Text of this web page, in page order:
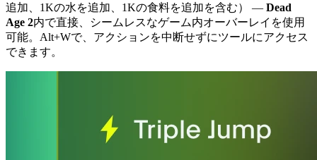
追加、1Kの水を追加、1Kの食料を追加を含む） — Dead
Age 2内で直接、シームレスなゲーム内オーバーレイを使用
可能。Alt+Wで、アクションを中断せずにツールにアクセス
できます。